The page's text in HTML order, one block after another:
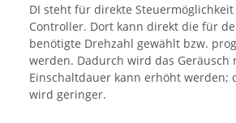
DI steht für direkte
Controller. Dort kann direkt die für
benötigte Drehzahl gewählt bzw.
werden. Dadurch wird das Geräusch
Einschaltdauer kann erhöht werden;
wird geringer.